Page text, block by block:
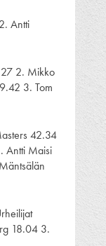
Antti
2. Mikko
3. Tom
42.34
Antti Maisi
18.04 3.